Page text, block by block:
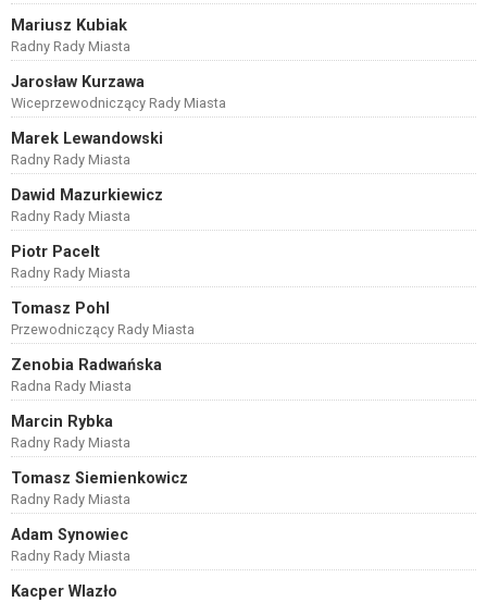
Mariusz Kubiak
Radny Rady Miasta
Jarosław Kurzawa
Wiceprzewodniczący Rady Miasta
Marek Lewandowski
Radny Rady Miasta
Dawid Mazurkiewicz
Radny Rady Miasta
Piotr Pacelt
Radny Rady Miasta
Tomasz Pohl
Przewodniczący Rady Miasta
Zenobia Radwańska
Radna Rady Miasta
Marcin Rybka
Radny Rady Miasta
Tomasz Siemienkowicz
Radny Rady Miasta
Adam Synowiec
Radny Rady Miasta
Kacper Wlazło